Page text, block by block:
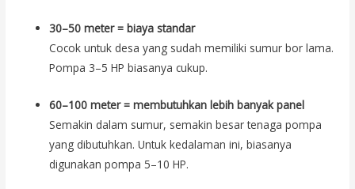
30–50 meter = biaya standar
Cocok untuk desa yang sudah memiliki sumur bor lama.
Pompa 3–5 HP biasanya cukup.
60–100 meter = membutuhkan lebih banyak panel
Semakin dalam sumur, semakin besar tenaga pompa
yang dibutuhkan. Untuk kedalaman ini, biasanya
digunakan pompa 5–10 HP.